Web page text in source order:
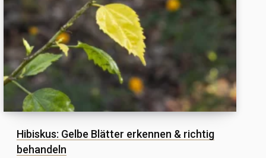
Hibiskus: Gelbe Blätter erkennen & richtig
behandeln